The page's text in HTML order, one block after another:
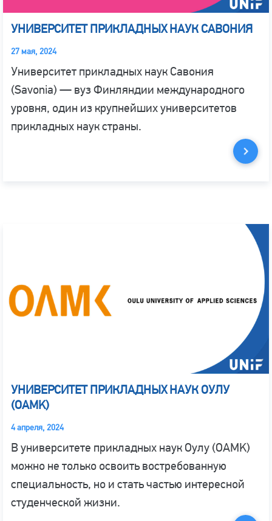
УНИВЕРСИТЕТ ПРИКЛАДНЫХ НАУК САВОНИЯ
27 мая, 2024
Университет прикладных наук Савония
(Savonia) — вуз Финляндии международного
уровня, один из крупнейших университетов
прикладных наук страны.
УНИВЕРСИТЕТ ПРИКЛАДНЫХ НАУК ОУЛУ
(OAMK)
4 апреля, 2024
В университете прикладных наук Оулу (OAMK)
можно не только освоить востребованную
специальность, но и стать частью интересной
студенческой жизни.